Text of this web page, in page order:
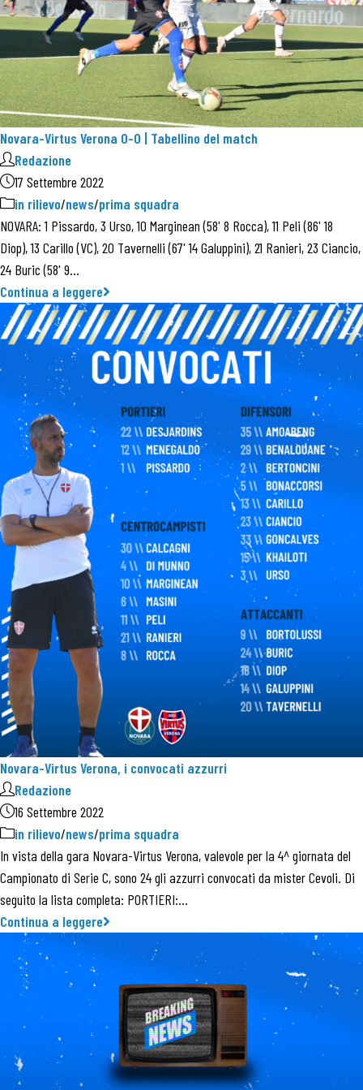
Novara-Virtus Verona 0-0 | Tabellino del match
Redazione
17 Settembre 2022
in rilievo/news/prima squadra
NOVARA: 1 Pissardo, 3 Urso, 10 Marginean (58' 8 Rocca), 11 Peli (86' 18
Diop), 13 Carillo (VC), 20 Tavernelli (67' 14 Galuppini), 21 Ranieri, 23 Ciancio,
24 Buric (58' 9…
Continua a leggere
Novara-Virtus Verona, i convocati azzurri
Redazione
16 Settembre 2022
in rilievo/news/prima squadra
In vista della gara Novara-Virtus Verona, valevole per la 4^ giornata del
Campionato di Serie C, sono 24 gli azzurri convocati da mister Cevoli. Di
seguito la lista completa: PORTIERI:…
Continua a leggere